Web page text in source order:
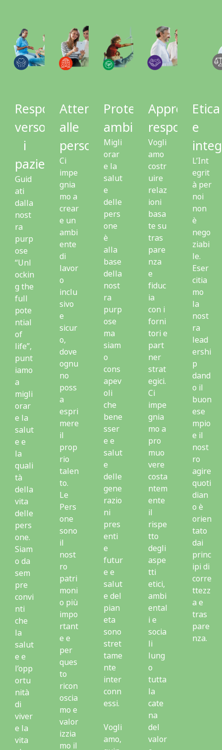
Responsabilità
verso
i
pazienti
Guid
ati
dalla
nost
ra
purp
ose
“Unl
ockin
g the
full
pote
ntial
of
life”,
punt
iamo
a
migli
orar
e la
salut
e e
la
quali
tà
della
vita
delle
pers
one.
Siam
o da
sem
pre
convi
nti
che
la
salut
e e
l’opp
ortu
nità
di
viver
e la
vita
Attenzione
alle
persone
Ci
impe
gnia
mo a
crear
e un
ambi
ente
di
lavor
o
inclu
sivo
e
sicur
o,
dove
ognu
no
poss
a
espri
mere
il
prop
rio
talen
to.
Le
Pers
one
sono
il
nost
ro
patri
moni
o più
impo
rtant
e e
per
ques
to
ricon
oscia
mo e
valor
izzia
mo il
Protezione
ambientale
Migli
orar
e la
salut
e
delle
pers
one
è
alla
base
della
nost
ra
purp
ose
ma
siam
o
cons
apev
oli
che
bene
sser
e e
salut
e
delle
gene
razio
ni
pres
enti
e
futur
e e
salut
e del
pian
eta
sono
stret
tame
nte
inter
conn
essi.
Vogli
amo,
responsabile
Vogli
amo
costr
uire
relaz
ioni
basa
te su
tras
pare
nza
e
fiduc
ia
con i
forni
tori e
part
ner
strat
egici.
Ci
impe
gnia
mo a
pro
muo
vere
costa
ntem
ente
il
rispe
tto
degli
aspe
tti
etici,
ambi
ental
i e
socia
li
lung
o
tutta
la
cate
na
del
valor
Etica
e
L’Int
egrit
à per
noi
non
è
nego
ziabi
le.
Eser
citia
mo
la
nost
ra
lead
ershi
p
dand
o il
buon
ese
mpio
e il
nost
ro
agire
quoti
dian
o è
orien
tato
dai
princ
ipi di
corre
ttezz
a e
tras
pare
nza.